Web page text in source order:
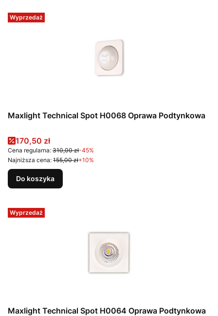
Wyprzedaż
Maxlight Technical Spot H0068 Oprawa Podtynkowa
Cena promocyjna
170,50 zł
Cena regularna: 310,00 zł-45%
Najniższa cena: 155,00 zł+10%
Do koszyka
Wyprzedaż
Maxlight Technical Spot H0064 Oprawa Podtynkowa